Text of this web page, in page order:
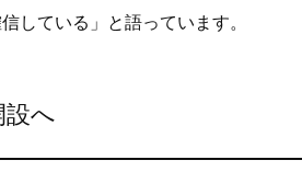
している」と語っています。
設へ